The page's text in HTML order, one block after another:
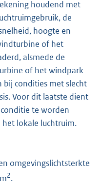
houdend met
de
hoogte en
of het
alsmede de
of het windpark
bij condities met slecht
Voor dit laatste dient
te worden
het lokale luchtruim.
omgevingslichtsterkte
2.